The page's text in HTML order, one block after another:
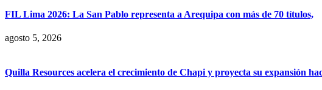
FIL Lima 2026: La San Pablo representa a Arequipa con más de 70 títulos,
agosto 5, 2026
Quilla Resources acelera el crecimiento de Chapi y proyecta su expansión